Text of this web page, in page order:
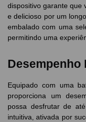
dispositivo garante que
e delicioso por um
embalado com uma
permitindo uma
Desempenho
Equipado com uma
proporciona um
possa desfrutar de
intuitiva, ativada por